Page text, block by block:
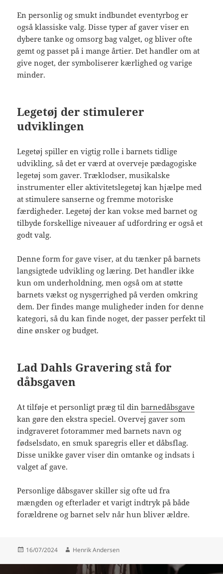
En personlig og smukt indbundet eventyrbog er
også klassiske valg. Disse typer af gaver viser en
dybere tanke og omsorg bag valget, og bliver ofte
gemt og passet på i mange årtier. Det handler om at
give noget, der symboliserer kærlighed og varige
minder.
Legetøj der stimulerer
udviklingen
Legetøj spiller en vigtig rolle i barnets tidlige
udvikling, så det er værd at overveje pædagogiske
legetøj som gaver. Træklodser, musikalske
instrumenter eller aktivitetslegetøj kan hjælpe med
at stimulere sanserne og fremme motoriske
færdigheder. Legetøj der kan vokse med barnet og
tilbyde forskellige niveauer af udfordring er også et
godt valg.
Denne form for gave viser, at du tænker på barnets
langsigtede udvikling og læring. Det handler ikke
kun om underholdning, men også om at støtte
barnets vækst og nysgerrighed på verden omkring
dem. Der findes mange muligheder inden for denne
kategori, så du kan finde noget, der passer perfekt til
dine ønsker og budget.
Lad Dahls Gravering stå for
dåbsgaven
At tilføje et personligt præg til dinbarnedåbsgave
kan gøre den ekstra speciel. Overvej gaver som
indgraveret fotorammer med barnets navn og
fødselsdato, en smuk sparegris eller et dåbsflag.
Disse unikke gaver viser din omtanke og indsats i
valget af gave.
Personlige dåbsgaver skiller sig ofte ud fra
mængden og efterlader et varigt indtryk på både
forældrene og barnet selv når hun bliver ældre.
Udgivet
16/07/2024 Forfatter
Henrik Andersen